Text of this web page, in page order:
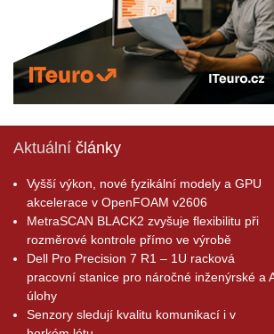
Aktuální články
Vyšší výkon, nové fyzikální modely a GPU
akcelerace v OpenFOAM v2606
MetraSCAN BLACK2 zvyšuje flexibilitu při
rozměrové kontrole přímo ve výrobě
Dell Pro Precision 7 R1 – 1U racková
pracovní stanice pro náročné inženýrské a
úlohy
Senzory sledují kvalitu komunikací i v